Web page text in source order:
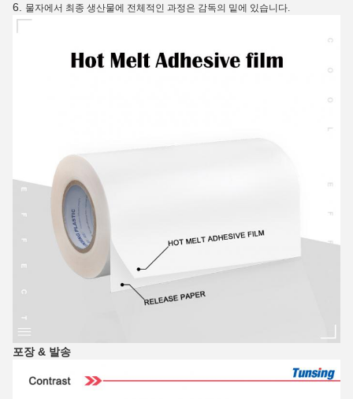
6. 물자에서 최종 생산물에 전체적인 과정은 감독의 밑에 있습니다.
포장 & 발송